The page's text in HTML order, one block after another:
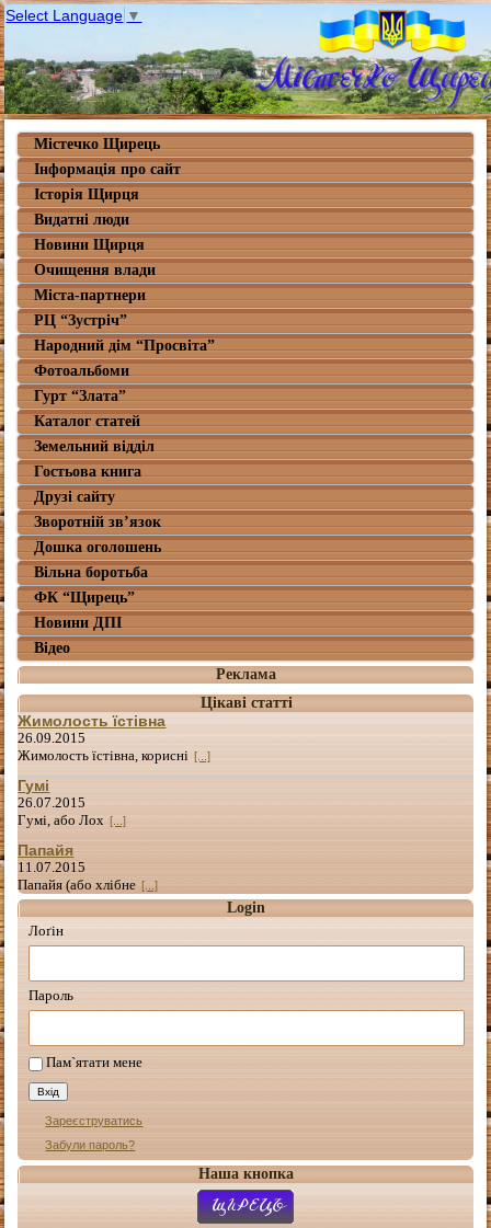
Select Language ▼
Містечко Щирець
Інформація про сайт
Історія Щирця
Видатні люди
Новини Щирця
Очищення влади
Міста-партнери
РЦ “Зустріч”
Народний дім “Просвіта”
Фотоальбоми
Гурт “Злата”
Каталог статей
Земельний відділ
Гостьова книга
Друзі сайту
Зворотній зв’язок
Дошка оголошень
Вільна боротьба
ФК “Щирець”
Новини ДПІ
Відео
Реклама
Цікаві статті
Жимолость їстівна
26.09.2015
Жимолость їстівна, корисні [...]
Гумі
26.07.2015
Гумі, або Лох [...]
Папайя
11.07.2015
Папайя (або хлібне [...]
Login
Лоґін
Пароль
Пам`ятати мене
Зареєструватись
Забули пароль?
Наша кнопка